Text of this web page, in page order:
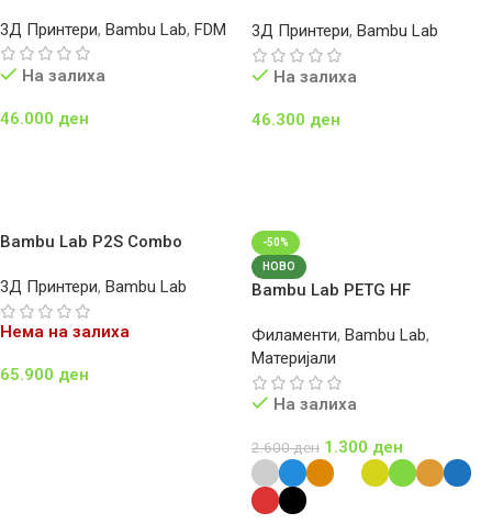
3Д Принтери, Bambu Lab, FDM
На залиха
46.000 ден
3Д Принтери, Bambu Lab
На залиха
46.300 ден
Bambu Lab P2S Combo
3Д Принтери, Bambu Lab
Нема на залиха
65.900 ден
-50%
НОВО
Bambu Lab PETG HF
Филаменти, Bambu Lab,
Материјали
На залиха
2.600ден 1.300 ден